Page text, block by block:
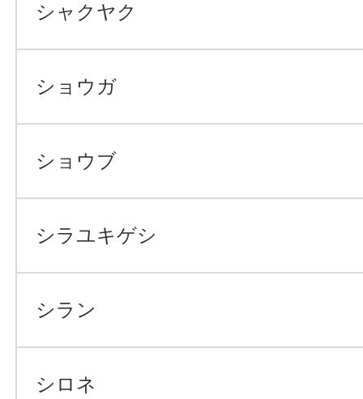
シャクヤク
ショウガ
ショウブ
シラユキゲシ
シラン
シロネ